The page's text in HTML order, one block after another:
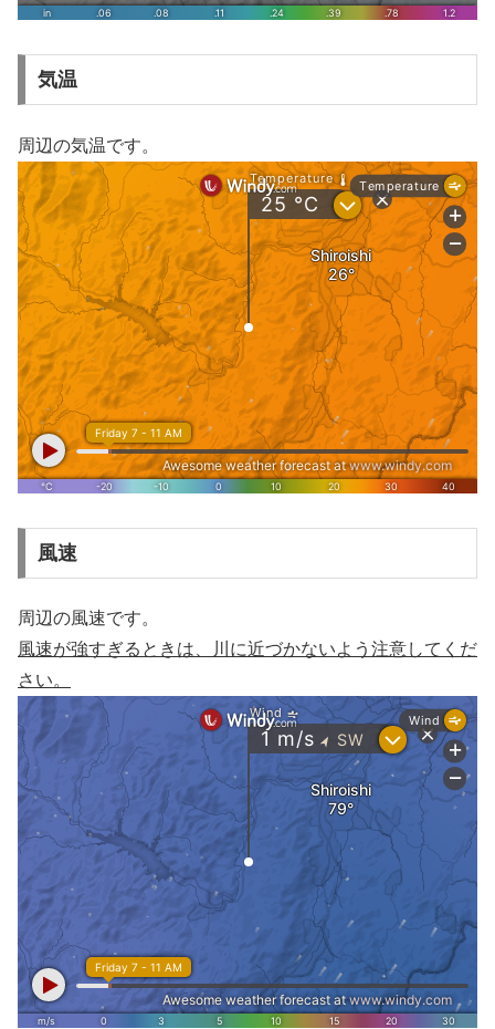
気温
周辺の気温です。
風速
周辺の風速です。
風速が強すぎるときは、川に近づかないよう注意してくだ
さい。